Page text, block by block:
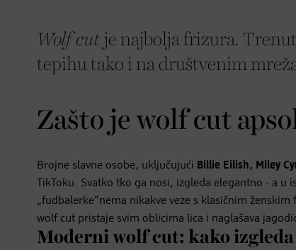
Wolf cut je najbolja frizura.
tepihu tako i na društvenim
Zašto je wolf cut
Brojne slavne osobe, uključujući Billie Eilish, Miley
TikToku. Svatko tko ga nosi, izgleda elegantno - a
„fudbalerke“nema nikakve veze s klasičnim
wolf cut pristaje svim oblicima lica i naglašava
Moderni wolf cut: kako